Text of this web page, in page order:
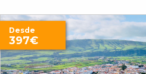
Desde
397€